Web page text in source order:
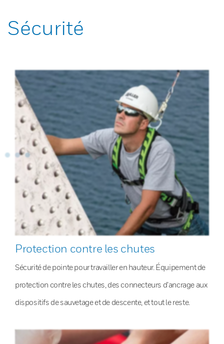
Sécurité
Protection contre les chutes
Sécurité de pointe pour travailler en hauteur. Équipement de
protection contre les chutes, des connecteurs d’ancrage aux
dispositifs de sauvetage et de descente, et tout le reste.